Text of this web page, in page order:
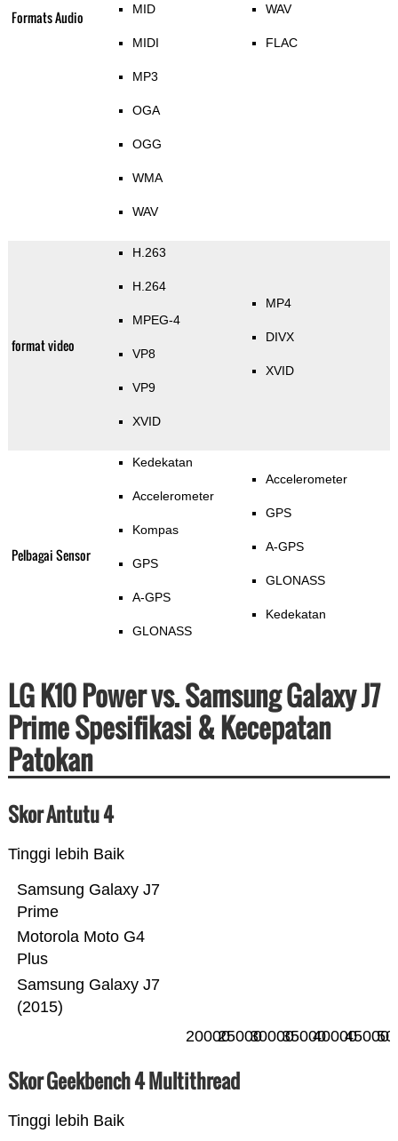
Formats Audio MID
MIDI
MP3
OGA
OGG
WMA
WAV
WAV
FLAC
format video
H.263
H.264
MPEG-4
VP8
VP9
XVID
MP4
DIVX
XVID
Pelbagai Sensor
Kedekatan
Accelerometer
Kompas
GPS
A-GPS
GLONASS
Accelerometer
GPS
A-GPS
GLONASS
Kedekatan
LG K10 Power vs. Samsung Galaxy J7
Prime Spesifikasi & Kecepatan
Patokan
Skor Antutu 4
Tinggi lebih Baik
Samsung Galaxy J7
(2015)
Motorola Moto G4
Plus
Samsung Galaxy J7
Prime
200002500030000350004000045000
Skor Geekbench 4 Multithread
Tinggi lebih Baik